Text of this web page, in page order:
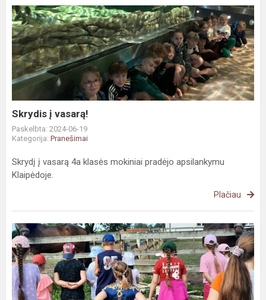
Skrydis
į
vasarą!
Skrydis į vasarą!
Paskelbta: 2024-06-19
Kategorija: Pranešimai
Skrydį į vasarą 4a klasės mokiniai pradėjo apsilankymu
Klaipėdoje.
Plačiau
Antradienio
veiklos
stovykloje
,,Gyvūnijos
pasaulyje"